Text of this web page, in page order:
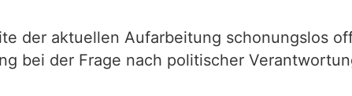
der aktuellen Aufarbeitung schonungslos
bei der Frage nach politischer